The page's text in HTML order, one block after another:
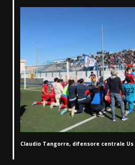
Claudio Tangorre, difensore centrale Us